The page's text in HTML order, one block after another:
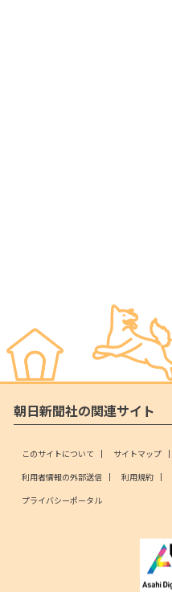
朝日新聞社の関連サイト
このサイトについて サイトマップ
利用者情報の外部送信
利用規約
プライバシーポータル